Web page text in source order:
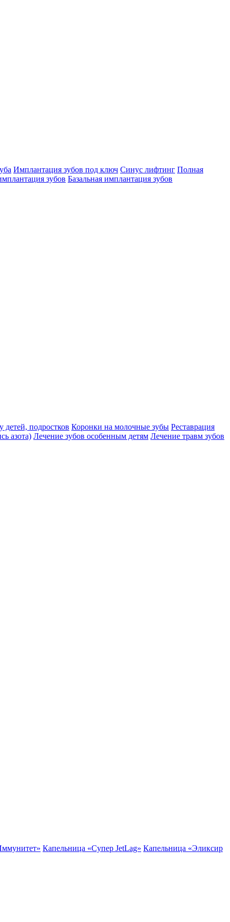
Имплантация зубов под ключ Синус лифтинг Полная
зубов Базальная имплантация зубов
детей, подростков Коронки на молочные зубы Реставрация
азота) Лечение зубов особенным детям Лечение травм зубов
Капельница «Супер JetLag» Капельница «Эликсир